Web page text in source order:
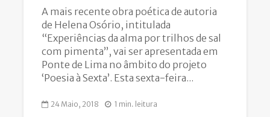
A mais recente obra poética de autoria
de Helena Osório, intitulada
“Experiências da alma por trilhos de sal
com pimenta”, vai ser apresentada em
Ponte de Lima no âmbito do projeto
‘Poesia à Sexta’. Esta sexta-feira...
24 Maio, 2018 1 min. leitura